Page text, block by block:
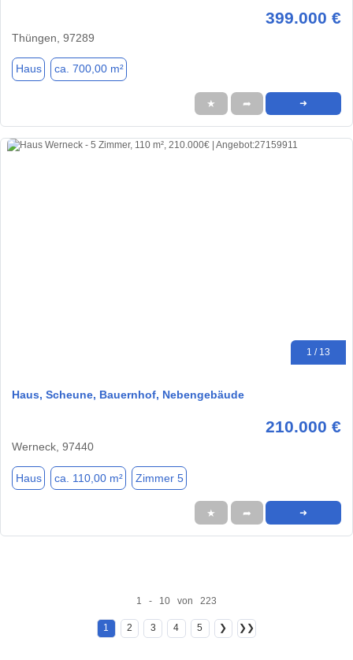
399.000 €
Thüngen, 97289
Haus ca. 700,00 m²
★ ➦ ➜
1 / 13
Haus, Scheune, Bauernhof, Nebengebäude
210.000 €
Werneck, 97440
Haus ca. 110,00 m² Zimmer 5
★ ➦ ➜
1 - 10 von 223
1 2 3 4 5 ❯ ❯❯